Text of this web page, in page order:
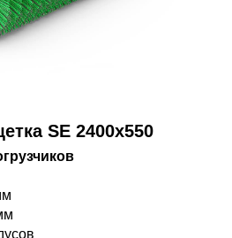
SE 2400х550